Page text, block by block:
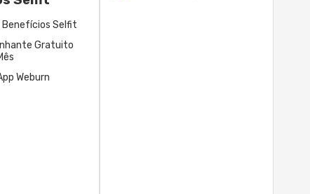
Benefícios Selfit
Gratuito
Weburn